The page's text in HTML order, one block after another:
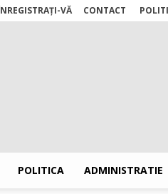
VĂ CONTACT
POLITICA ADMINISTRATIE